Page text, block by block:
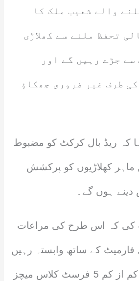
والے شعیب ملک کا
تحفظ ملنے سے کھلاڑی
سے جڑے رہیں گے اور
طرف غیر ضروری جھکاؤ
کہ ریڈ بال کرکٹ کو مضبوط
ماہر کھلاڑیوں کو پرکشش
دینے ہوں گے۔
کی کہ اس طرح کی مراعات
کے ساتھ وابستہ رہیں
گے اور ہر سیزن کم از کم 5 فرسٹ کلاس میچز